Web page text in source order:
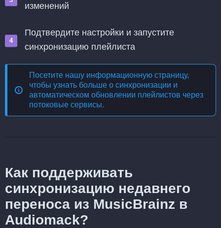
изменений
Подтвердите настройки и запустите
синхронизацию плейлиста
Посетите нашу информационную страницу,
чтобы узнать больше о синхронизации и
автоматическом обновлении плейлистов через
потоковые сервисы.
Как поддерживать
синхронизацию недавнего
переноса из MusicBrainz в
Audiomack?